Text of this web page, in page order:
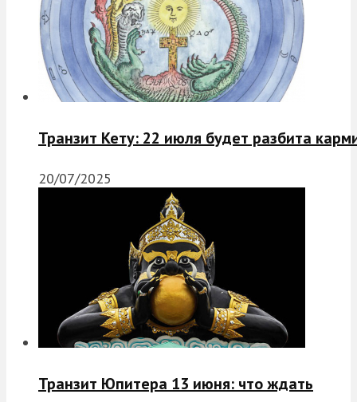
Транзит Кету: 22 июля будет разбита
20/07/2025
Транзит Юпитера 13 июня: что ждать